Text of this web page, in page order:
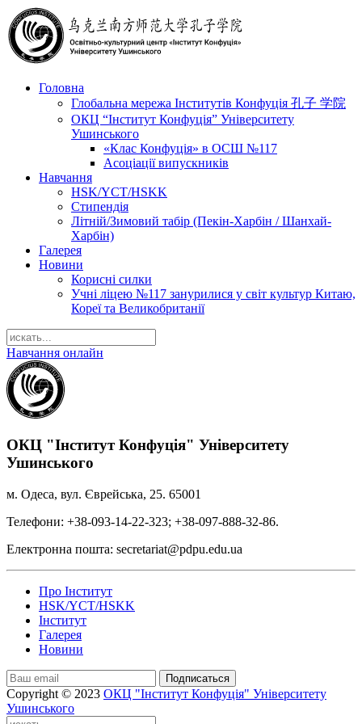
Головна
Глобальна мережа Інститутів Конфуція 孔子 学院
ОКЦ “Інститут Конфуція” Університету
Ушинського
«Клас Конфуція» в ОСШ №117
Асоціації випускників
Навчання
HSK/YCT/HSKK
Стипендія
Літній/Зимовий табір (Пекін-Харбін / Шанхай-
Харбін)
Галерея
Новини
Корисні силки
Учні ліцею №117 занурилися у світ культур Китаю,
Кореї та Великобританії
Навчання онлайн
ОКЦ "Інститут Конфуція" Університету
Ушинського
м. Одеса, вул. Єврейська, 25. 65001
Телефони: +38-093-14-22-323; +38-097-888-32-86.
Електронна пошта: secretariat@pdpu.edu.ua
Про Інститут
HSK/YCT/HSKK
Інститут
Галерея
Новини
Подписаться
Copyright © 2023 ОКЦ "Інститут Конфуція" Університету
Ушинського